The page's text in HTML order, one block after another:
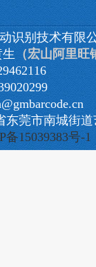
识别技术有限
（宏山阿里旺
莞市南城街
备15039383号-1